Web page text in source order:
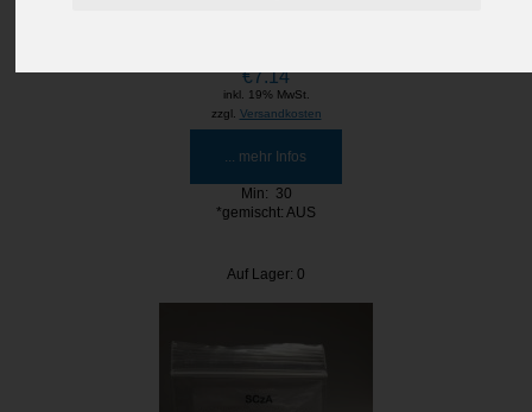
€7.14
inkl. 19% MwSt.
zzgl. Versandkosten
... mehr Infos
Min: 30
*gemischt: AUS
Auf Lager: 0